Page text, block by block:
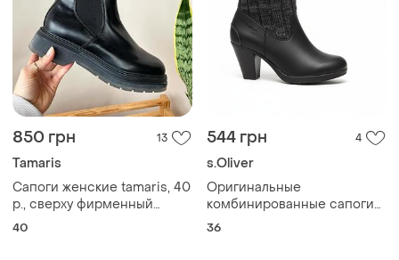
850 грн 13
Tamaris
Сапоги женские tamaris, 40
p., сверху фирменный
кожзам, внутрь текстиль
40
544 грн 4
s.Oliver
Оригинальные
комбинированные сапоги
немецкого бренда s.oliver.
36